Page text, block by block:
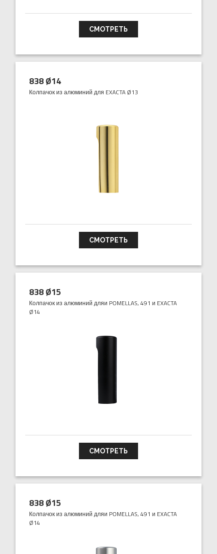
СМОТРЕТЬ
838 Ø14
Колпачок из алюминий для EXACTA Ø13
СМОТРЕТЬ
838 Ø15
Колпачок из алюминий дляи POMELLAS, 491 и EXACTA
Ø14
СМОТРЕТЬ
838 Ø15
Колпачок из алюминий дляи POMELLAS, 491 и EXACTA
Ø14